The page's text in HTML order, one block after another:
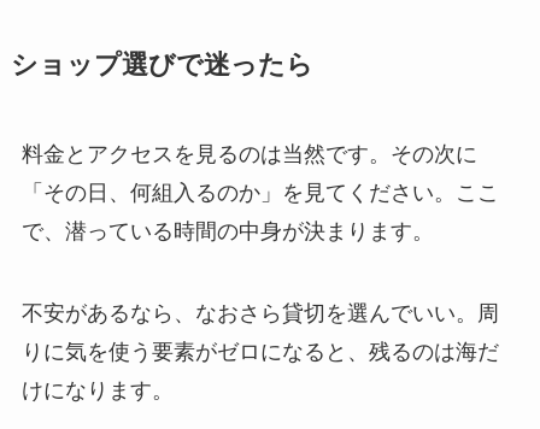
ショップ選びで迷ったら
料金とアクセスを見るのは当然です。その次に
「その日、何組入るのか」を見てください。ここ
で、潜っている時間の中身が決まります。
不安があるなら、なおさら貸切を選んでいい。周
りに気を使う要素がゼロになると、残るのは海だ
けになります。